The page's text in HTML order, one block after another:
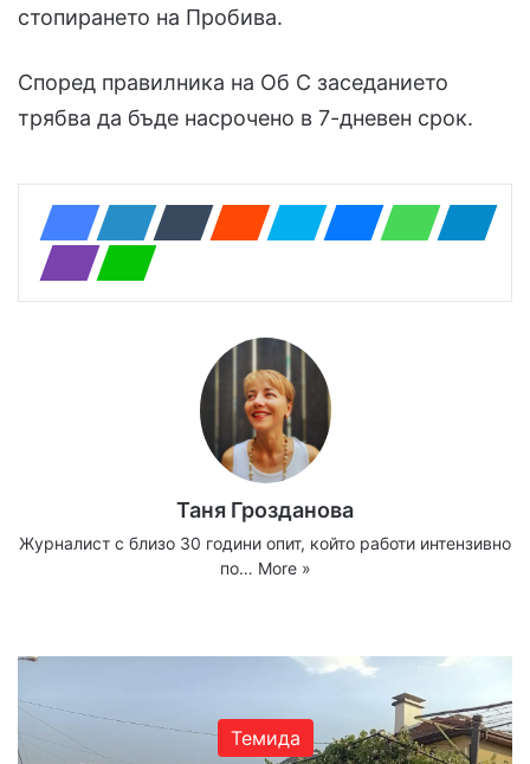
стопирането на Пробива.
Според правилника на Об С заседанието
трябва да бъде насрочено в 7-дневен срок.
Таня Грозданова
Журналист с близо 30 години опит, който работи интензивно
по… More »
Темида